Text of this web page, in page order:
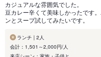
カジュアルな雰囲気でした。
豆カレー辛くて美味しかったです
ンとスープ試してみたいです。
ランチ | 2人
会計：1,501～2,000円/人